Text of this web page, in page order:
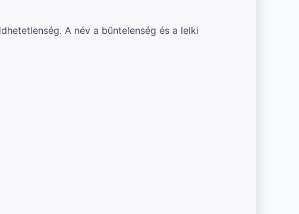
A név a bűntelenség és a lelki